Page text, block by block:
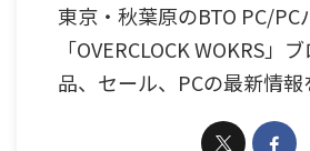
東京・秋葉原のBTO PC/
「OVERCLOCK WOKRS」
品、セール、PCの最新情報